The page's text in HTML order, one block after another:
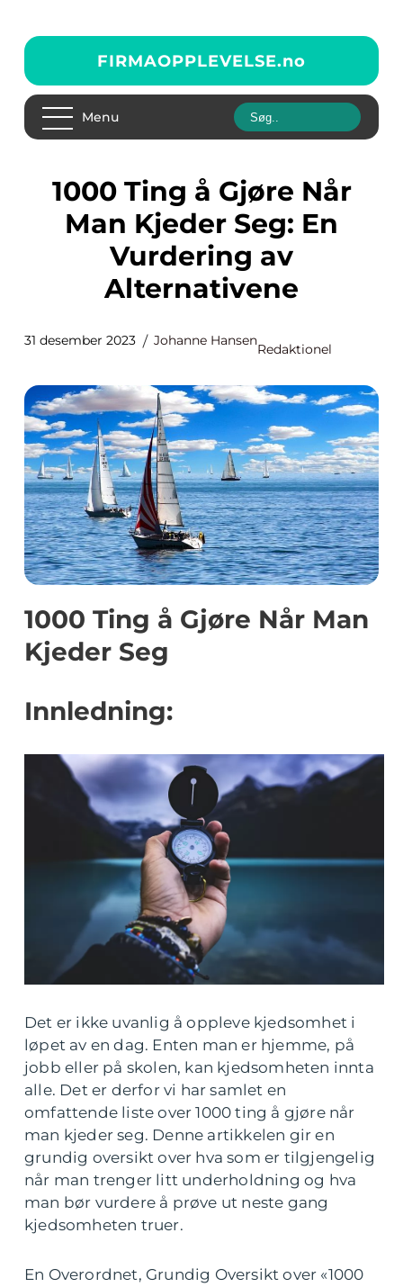
FIRMAOPPLEVELSE.no
Menu
1000 Ting å Gjøre Når
Man Kjeder Seg: En
Vurdering av
Alternativene
31 desember 2023 Johanne Hansen
Redaktionel
1000 Ting å Gjøre Når Man
Kjeder Seg
Innledning:
Det er ikke uvanlig å oppleve kjedsomhet i
løpet av en dag. Enten man er hjemme, på
jobb eller på skolen, kan kjedsomheten innta
alle. Det er derfor vi har samlet en
omfattende liste over 1000 ting å gjøre når
man kjeder seg. Denne artikkelen gir en
grundig oversikt over hva som er tilgjengelig
når man trenger litt underholdning og hva
man bør vurdere å prøve ut neste gang
kjedsomheten truer.
En Overordnet, Grundig Oversikt over «1000